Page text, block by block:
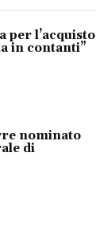
per l’acquisto
in contanti”
nominato
di